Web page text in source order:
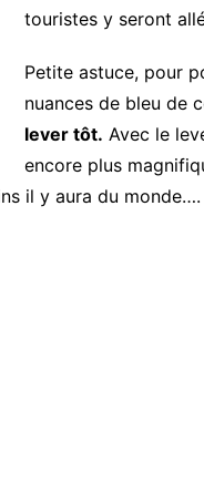
touristes y seront
Petite astuce, pour
nuances de bleu de
lever tôt. Avec le
encore plus
il y aura du